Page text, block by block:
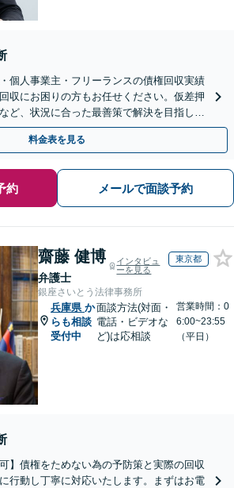
個人事業主・フリーランスの債権回収実績
収にお困りの方もお任せください。仮差押
ど、状況に合った最善策で解決を目指しま
料金表を見る
約 メールで面談予約
齋藤 健博
弁護士
インタビュ
ーを見る
東京都
銀座さいとう法律事務所
兵庫県 か
らも相談
受付中
面談方法(対面・
電話・ビデオな
ど)は応相談
営業時間：0
6:00~23:55
（平日）
】債権をためない為の予防策と実際の回収
行動し丁寧に対応いたします。まずはお電